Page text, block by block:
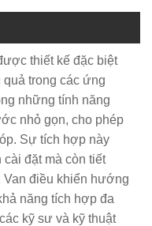
thiết kế đặc biệt
trong các ứng
những tính năng
nhỏ gọn, cho phép
Sự tích hợp này
đặt mà còn tiết
Van điều khiển hướng
năng tích hợp đa
kỹ sư và kỹ thuật